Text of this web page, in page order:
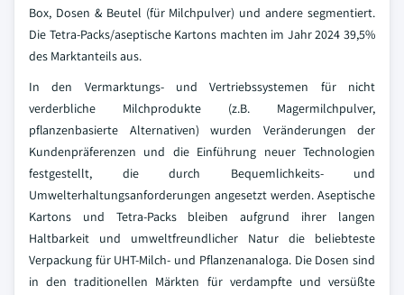
Box, Dosen & Beutel (für Milchpulver) und andere segmentiert.
Die Tetra-Packs/aseptische Kartons machten im Jahr 2024 39,5%
des Marktanteils aus.
In den Vermarktungs- und Vertriebssystemen für nicht
verderbliche Milchprodukte (z.B. Magermilchpulver,
pflanzenbasierte Alternativen) wurden Veränderungen der
Kundenpräferenzen und die Einführung neuer Technologien
festgestellt, die durch Bequemlichkeits- und
Umwelterhaltungsanforderungen angesetzt werden. Aseptische
Kartons und Tetra-Packs bleiben aufgrund ihrer langen
Haltbarkeit und umweltfreundlicher Natur die beliebteste
Verpackung für UHT-Milch- und Pflanzenanaloga. Die Dosen sind
in den traditionellen Märkten für verdampfte und versüßte